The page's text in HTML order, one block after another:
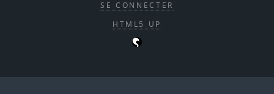
SE CONNECTER
HTML5 UP